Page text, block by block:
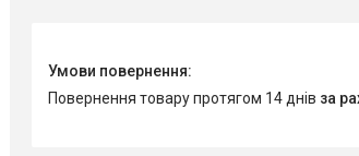
повернення товару протягом 14 днів за